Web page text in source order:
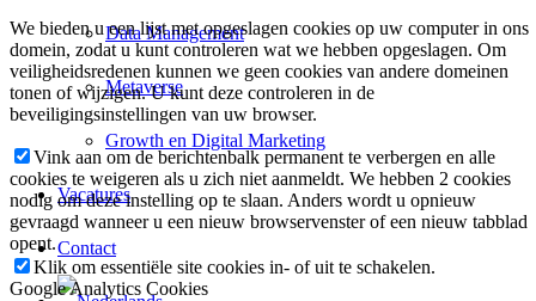
Data Management
Metaverse
Growth en Digital Marketing
Vacatures
Contact
We bieden u een lijst met opgeslagen cookies op uw computer in ons
domein, zodat u kunt controleren wat we hebben opgeslagen. Om
veiligheidsredenen kunnen we geen cookies van andere domeinen
tonen of wijzigen. U kunt deze controleren in de
beveiligingsinstellingen van uw browser.
Vink aan om de berichtenbalk permanent te verbergen en alle
cookies te weigeren als u zich niet aanmeldt. We hebben 2 cookies
nodig om deze instelling op te slaan. Anders wordt u opnieuw
gevraagd wanneer u een nieuw browservenster of een nieuw tabblad
opent.
Klik om essentiële site cookies in- of uit te schakelen.
Google Analytics Cookies